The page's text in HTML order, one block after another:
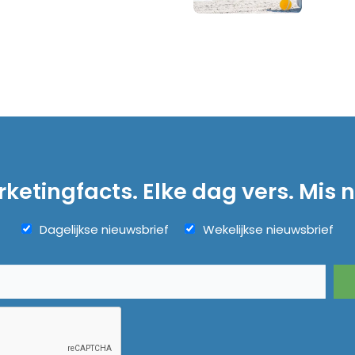
Elke dag vers. Mis
Dagelijkse nieuwsbrief Wekelijkse nieuwsbrief